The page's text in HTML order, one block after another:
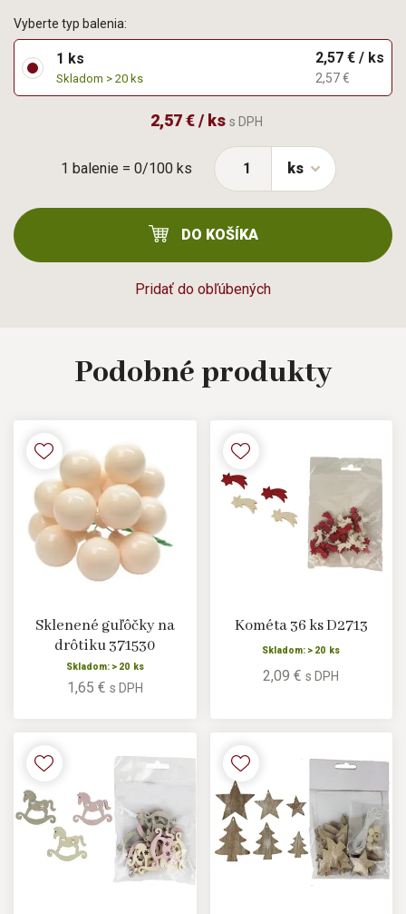
1 balenie = 0/100 ks
Pridať do obľúbených
Vyberte typ balenia:
1 ks
Skladom > 20 ks
2,57 € / ks
2,57 €
2,57 € / ks s DPH
ks
DO KOŠÍKA
Podobné produkty
Sklenené guľôčky na
drôtiku 371530
Skladom: > 20 ks
1,65 € s DPH
Kométa 36 ks D2713
Skladom: > 20 ks
2,09 €s DPH